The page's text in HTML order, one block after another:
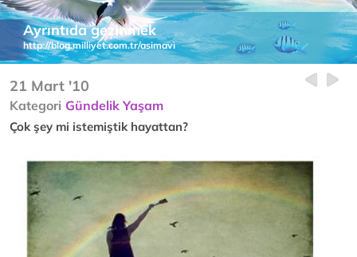
Ayrıntıda gezinmek
http://blog.milliyet.com.tr/asimavi
21 Mart '10
Kategori Gündelik Yaşam
Çok şey mi istemiştik hayattan?